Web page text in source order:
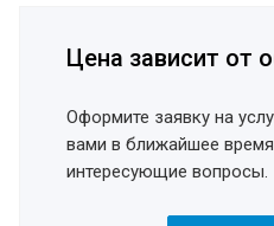
Цена зависит от
Оформите заявку на
вами в ближайшее
интересующие вопросы.